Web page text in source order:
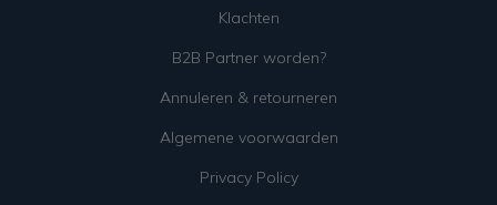
Klachten
B2B Partner worden?
Annuleren & retourneren
Algemene voorwaarden
Privacy Policy